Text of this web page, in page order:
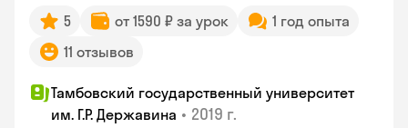
5 от 1590 ₽ за урок
1 год опыта
11 отзывов
Тамбовский государственный университет
им. Г.Р. Державина • 2019 г.